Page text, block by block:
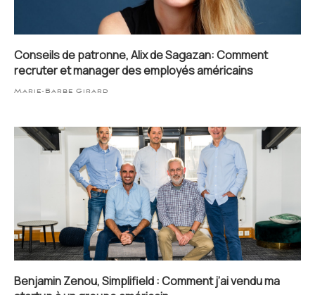
Conseils de patronne, Alix de Sagazan: Comment
recruter et manager des employés américains
Marie-Barbe Girard
Benjamin Zenou, Simplifield : Comment j’ai vendu ma